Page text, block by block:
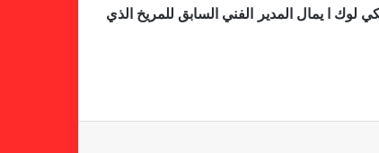
لوك ا يمال المدير الفني السابق للمريخ الذي
كاميرا خفية.. الهلال يخدع أنصاره
شكوى الهلال.. خطوة مريخية وغضب